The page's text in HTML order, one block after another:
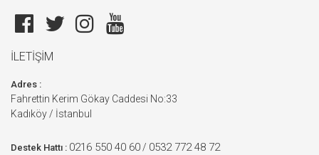
İLETİŞİM
Adres :
Fahrettin Kerim Gökay Caddesi No:33
Kadıköy / İstanbul
Destek Hattı : 0216 550 40 60 / 0532 772 48 72